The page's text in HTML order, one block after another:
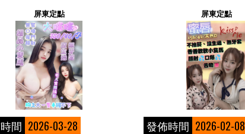
屏東定點
間 2026-03-28
屏東定點
發佈時間 2026-02-08